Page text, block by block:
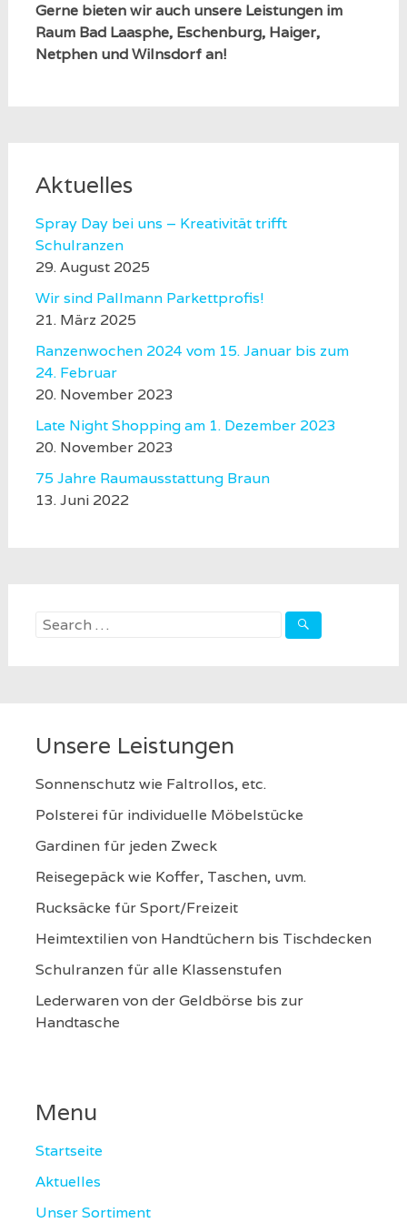
Gerne bieten wir auch unsere Leistungen im
Raum Bad Laasphe, Eschenburg, Haiger,
Netphen und Wilnsdorf an!
Aktuelles
Spray Day bei uns – Kreativität trifft
Schulranzen
29. August 2025
Wir sind Pallmann Parkettprofis!
21. März 2025
Ranzenwochen 2024 vom 15. Januar bis zum
24. Februar
20. November 2023
Late Night Shopping am 1. Dezember 2023
20. November 2023
75 Jahre Raumausstattung Braun
13. Juni 2022
Search
Unsere Leistungen
Sonnenschutz wie Faltrollos, etc.
Polsterei für individuelle Möbelstücke
Gardinen für jeden Zweck
Reisegepäck wie Koffer, Taschen, uvm.
Rucksäcke für Sport/Freizeit
Heimtextilien von Handtüchern bis Tischdecken
Schulranzen für alle Klassenstufen
Lederwaren von der Geldbörse bis zur
Handtasche
Menu
Startseite
Aktuelles
Unser Sortiment